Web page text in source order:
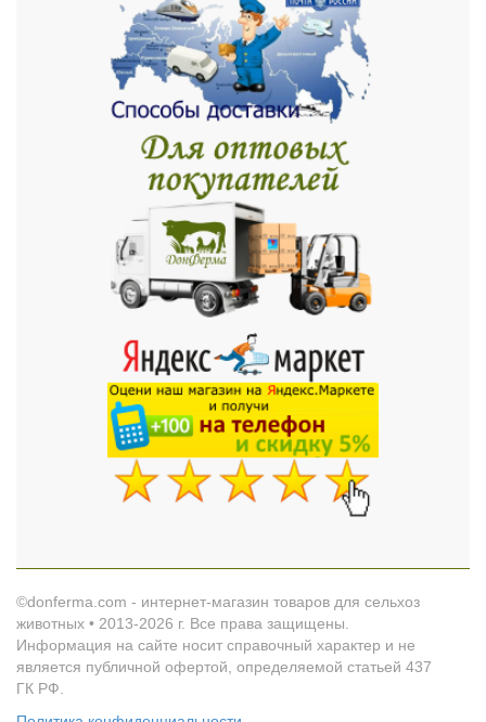
©donferma.com - интернет-магазин товаров для сельхоз
животных • 2013-2026 г. Все права защищены.
Информация на сайте носит справочный характер и не
является публичной офертой, определяемой статьей 437
ГК РФ.